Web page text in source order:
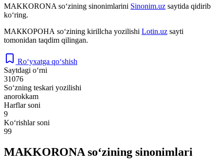
MAKKORONA so‘zining sinonimlarini Sinonim.uz saytida qidirib
ko‘ring.
МАККОРОНА so‘zining kirillcha yozilishi Lotin.uz sayti
tomonidan taqdim qilingan.
Ro‘yxatga qo‘shish
Saytdagi o‘rni
31076
So‘zning teskari yozilishi
anorokkam
Harflar soni
9
Ko‘rishlar soni
99
MAKKORONA so‘zining sinonimlari